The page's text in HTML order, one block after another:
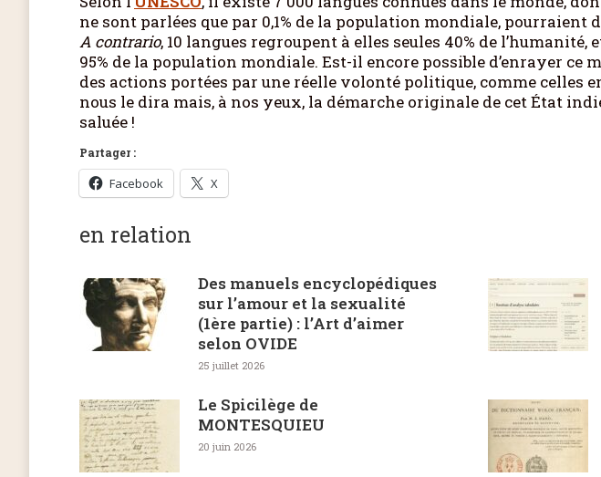
ne sont parlées que par 0,1% de la population mondiale, pourraient
A contrario, 10 langues regroupent à elles seules 40% de
95% de la population mondiale. Est-il encore possible d’enrayer ce
des actions portées par une réelle volonté politique, comme celles
nous le dira mais, à nos yeux, la démarche originale de cet État
saluée !
Partager :
Facebook X
en relation
Des manuels encyclopédiques
sur l’amour et la sexualité
(1ère partie) : l’Art d’aimer
selon OVIDE
25 juillet 2026
Le Spicilège de
MONTESQUIEU
20 juin 2026